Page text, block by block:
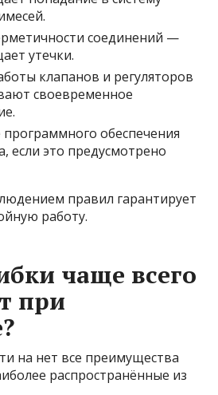
соединений —
утечки.
клапанов и регуляторов
своевременное
обеспечения
если это предусмотрено
правил гарантирует
работу.
чаще всего
при
на нет все преимущества
распространённые из